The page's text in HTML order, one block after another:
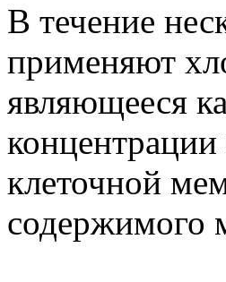
В течение
применяют
являющееся
клеточной
содержимого